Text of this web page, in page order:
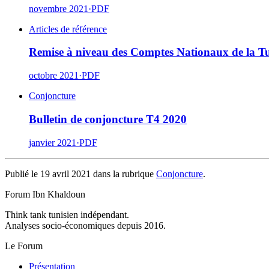
novembre 2021 ·PDF
Articles de référence
Remise à niveau des Comptes Nationaux de la
octobre 2021 ·PDF
Conjoncture
Bulletin de conjoncture T4 2020
janvier 2021 ·PDF
Publié le 19 avril 2021 dans la rubrique Conjoncture.
Forum Ibn Khaldoun
Think tank tunisien indépendant.
Analyses socio-économiques depuis 2016.
Le Forum
Présentation